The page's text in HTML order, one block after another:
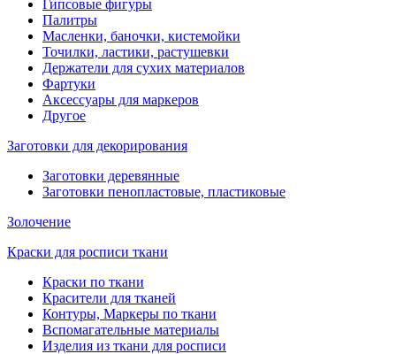
Гипсовые фигуры
Палитры
Масленки, баночки, кистемойки
Точилки, ластики, растушевки
Держатели для сухих материалов
Фартуки
Аксессуары для маркеров
Другое
Заготовки для декорирования
Заготовки деревянные
Заготовки пенопластовые, пластиковые
Золочение
Краски для росписи ткани
Краски по ткани
Красители для тканей
Контуры, Маркеры по ткани
Вспомагательные материалы
Изделия из ткани для росписи